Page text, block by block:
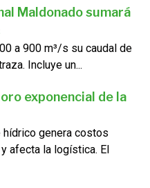
Maldonado sumará
a 900 m³/s su caudal de
Incluye un...
exponencial de la
genera costos
afecta la logística. El